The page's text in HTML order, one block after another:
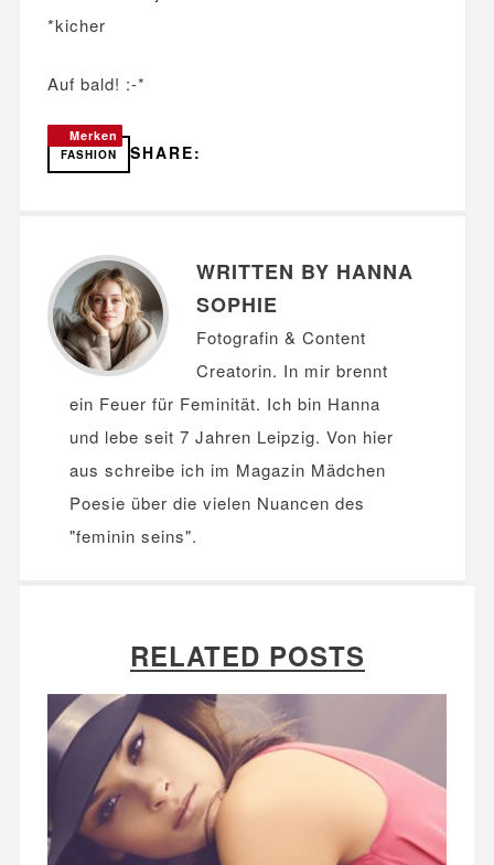
*kicher
Auf bald! :-*
Merken
Merken
FASHION SHARE:
WRITTEN BY HANNA
SOPHIE
Fotografin & Content
Creatorin. In mir brennt
ein Feuer für Feminität. Ich bin Hanna
und lebe seit 7 Jahren Leipzig. Von hier
aus schreibe ich im Magazin Mädchen
Poesie über die vielen Nuancen des
"feminin seins".
RELATED POSTS